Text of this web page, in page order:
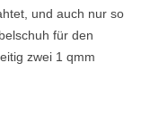
und auch nur so
für den
zwei 1 qmm